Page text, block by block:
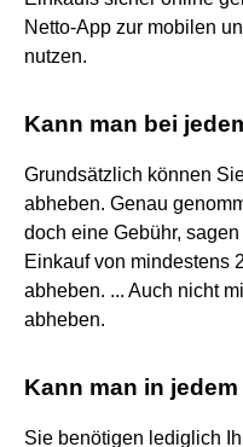
Netto-App zur mobilen
nutzen.
Kann man bei
Grundsätzlich können
abheben. Genau
doch eine Gebühr,
Einkauf von mindestens
abheben. ... Auch nicht
abheben.
Kann man in
Sie benötigen lediglich